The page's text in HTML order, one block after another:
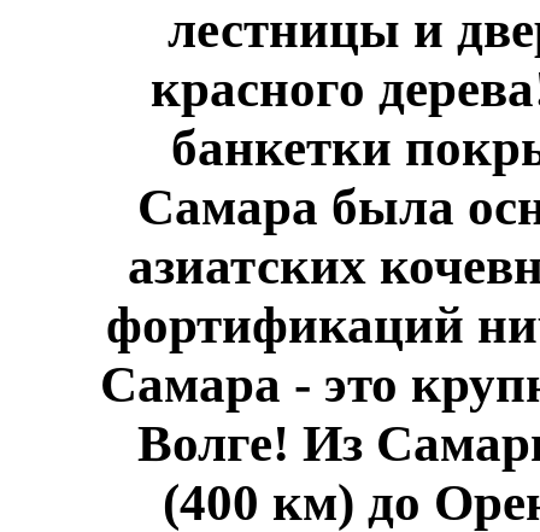
лестницы и
красного
банкетки
Самара была
азиатских
фортификаций
Самара - это
Волге! Из
(400 км) до